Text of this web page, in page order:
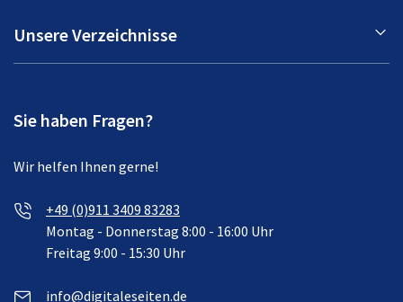
Unsere Verzeichnisse
Sie haben Fragen?
Wir helfen Ihnen gerne!
+49 (0)911 3409 83283
Montag - Donnerstag 8:00 - 16:00 Uhr
Freitag 9:00 - 15:30 Uhr
info@digitaleseiten.de